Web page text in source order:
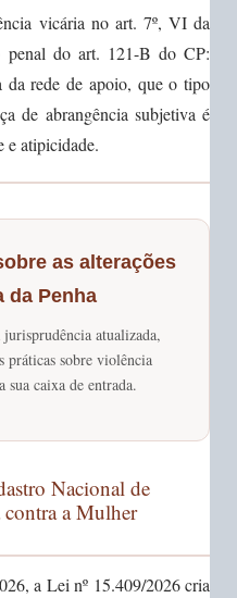
vicária no art. 7º, VI da
do art. 121-B do CP:
da rede de apoio, que o tipo
de abrangência subjetiva é
e atipicidade.
as alterações
da Penha
atualizada,
práticas sobre violência
sua caixa de entrada.
Nacional de
a Mulher
a Lei nº 15.409/2026 cria